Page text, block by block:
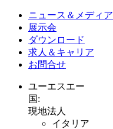
ニュース＆メディア
展示会
ダウンロード
求人＆キャリア
お問合せ
ユーエスエー
国:
現地法人
イタリア